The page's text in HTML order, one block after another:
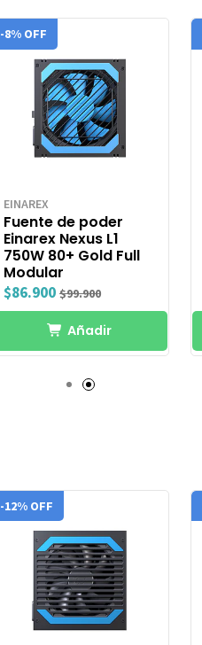
-8% OFF
EINAREX
Fuente de poder
Einarex Nexus L1
750W 80+ Gold Full
Modular
$86.900 $99.900
Añadir
-12% OFF